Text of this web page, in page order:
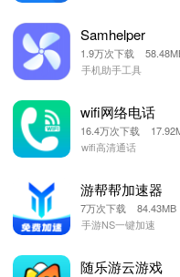
Samhelper
1.9万次下载
手机助手工具
wifi网络电话
16.4万次下载
wifi高清通话
游帮帮加速器
7万次下载 84.43MB
手游NS一键加速
随乐游云游戏